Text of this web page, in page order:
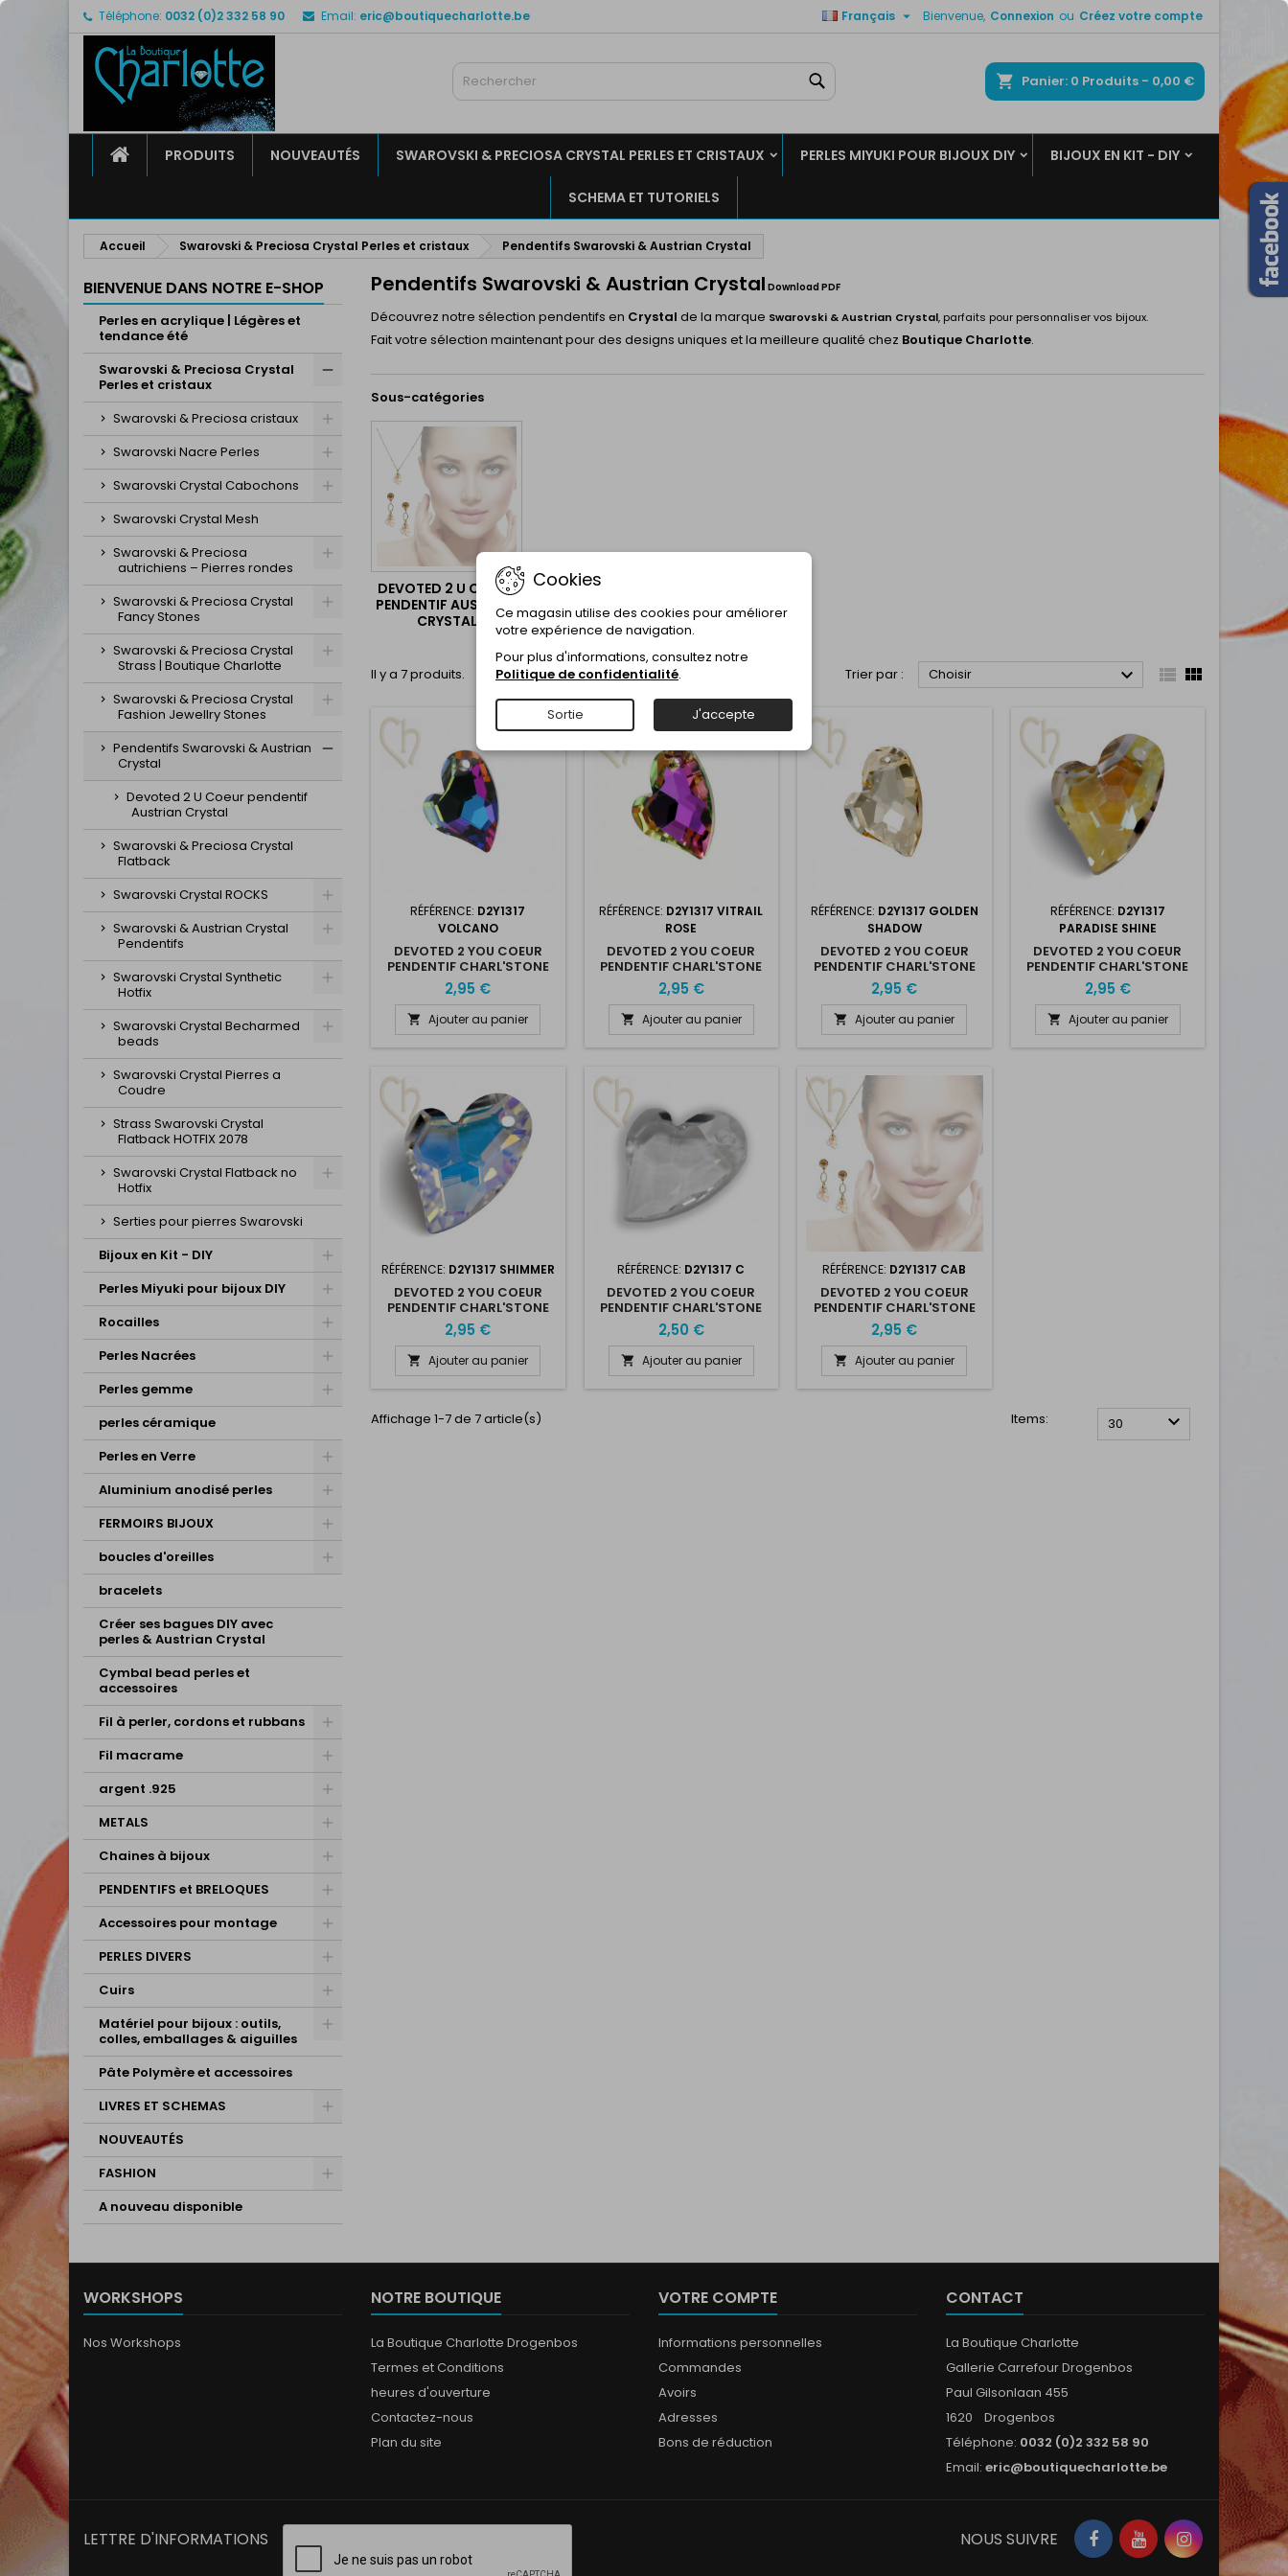
Téléphone: 0032 (0)2 332 58 90 Email: eric@boutiquecharlotte.be Bienvenue, Connexion ou Créez votre compte
Français 
Panier 0 Produits - 0,00 €
ACCUEILPRODUITS NOUVEAUTÉS SWAROVSKI & PRECIOSA CRYSTAL PERLES ET CRISTAUX PERLES MIYUKI POUR BIJOUX DIY BIJOUX EN KIT - DIY
SCHEMA ET TUTORIELS
Accueil Swarovski & Preciosa Crystal Perles et cristaux Pendentifs Swarovski & Austrian Crystal
BIENVENUE DANS NOTRE E-SHOP
Perles en acrylique | Légères et
tendance été
Swarovski & Preciosa Crystal
Perles et cristaux
Swarovski & Preciosa cristaux
Swarovski Nacre Perles
Swarovski Crystal Cabochons
Swarovski Crystal Mesh
Swarovski & Preciosa
autrichiens – Pierres rondes
Swarovski & Preciosa Crystal
Fancy Stones
Swarovski & Preciosa Crystal
Strass | Boutique Charlotte
Swarovski & Preciosa Crystal
Fashion Jewellry Stones
Pendentifs Swarovski & Austrian
Crystal
Devoted 2 U Coeur pendentif
Austrian Crystal
Swarovski & Preciosa Crystal
Flatback
Swarovski Crystal ROCKS
Swarovski & Austrian Crystal
Pendentifs
Swarovski Crystal Synthetic
Hotfix
Swarovski Crystal Becharmed
beads
Swarovski Crystal Pierres a
Coudre
Strass Swarovski Crystal
Flatback HOTFIX 2078
Swarovski Crystal Flatback no
Hotfix
Serties pour pierres Swarovski
Bijoux en Kit - DIY
Perles Miyuki pour bijoux DIY
Rocailles
Perles Nacrées
Perles gemme
perles céramique
Perles en Verre
Aluminium anodisé perles
FERMOIRS BIJOUX
boucles d'oreilles
bracelets
Créer ses bagues DIY avec
perles & Austrian Crystal
Cymbal bead perles et
accessoires
Fil à perler, cordons et rubbans
Fil macrame
argent .925
METALS
Chaines à bijoux
PENDENTIFS et BRELOQUES
Accessoires pour montage
PERLES DIVERS
Cuirs
Matériel pour bijoux : outils,
colles, emballages & aiguilles
Pâte Polymère et accessoires
LIVRES ET SCHEMAS
NOUVEAUTÉS
FASHION
A nouveau disponible
Pendentifs Swarovski & Austrian Crystal Download PDF
Découvrez notre sélection pendentifs en Crystal de la marque Swarovski &Austrian Crystal, parfaits pour personnaliser vos bijoux.
Fait votre sélection maintenant pour des designs uniques et la meilleure qualité chez Boutique Charlotte.
Sous-catégories
DEVOTED 2 U COEUR
PENDENTIF AUSTRIAN
CRYSTAL
Il y a 7 produits. Trier par : Choisir   
RÉFÉRENCE: D2Y1317
VOLCANO
DEVOTED 2 YOU COEUR
PENDENTIF CHARL'STONE
CRYSTAL 13X17MM
VOLCANO
2,95 €
 Ajouter au panier
RÉFÉRENCE: D2Y1317 VITRAIL
ROSE
DEVOTED 2 YOU COEUR
PENDENTIF CHARL'STONE
CRYSTAL 13X17MM VITRAIL
ROSE
2,95 €
 Ajouter au panier
RÉFÉRENCE: D2Y1317 GOLDEN
SHADOW
DEVOTED 2 YOU COEUR
PENDENTIF CHARL'STONE
CRYSTAL 13X17MM GOLDEN
SHADOW
2,95 €
 Ajouter au panier
RÉFÉRENCE: D2Y1317
PARADISE SHINE
DEVOTED 2 YOU COEUR
PENDENTIF CHARL'STONE
CRYSTAL 13X17MM
PARADISE SHINE
2,95 €
 Ajouter au panier
RÉFÉRENCE: D2Y1317 SHIMMER
DEVOTED 2 YOU COEUR
PENDENTIF CHARL'STONE
CRYSTAL 13X17MM
CRYSTAL SHIMMER
2,95 €
 Ajouter au panier
RÉFÉRENCE: D2Y1317 C
DEVOTED 2 YOU COEUR
PENDENTIF CHARL'STONE
CRYSTAL 13X17MM
CRYSTAL
2,50 €
 Ajouter au panier
RÉFÉRENCE: D2Y1317 CAB
DEVOTED 2 YOU COEUR
PENDENTIF CHARL'STONE
CRYSTAL 13X17MM
CRYSTAL AB
2,95 €
 Ajouter au panier
Affichage 1-7 de 7 article(s) Items: 30 
WORKSHOPS
Nos Workshops
NOTRE BOUTIQUE
La Boutique Charlotte Drogenbos
Termes et Conditions
heures d'ouverture
Contactez-nous
Plan du site
VOTRE COMPTE
Informations personnelles
Commandes
Avoirs
Adresses
Bons de réduction
CONTACT
La Boutique Charlotte
Gallerie Carrefour Drogenbos
Paul Gilsonlaan 455
1620 Drogenbos
Téléphone: 0032 (0)2 332 58 90
Email: eric@boutiquecharlotte.be
Mes listes de favorits
Créer un liste
((modalTitle))
((confirmMessage))
((cancelText)) ((modalDeleteText))
Créer une liste d'envies
Connexion
Vous devez être connecté pour ajouter des produits à votre liste
Cookies
Ce magasin utilise des cookies pour améliorer
votre expérience de navigation.
Pour plus d'informations, consultez notre
Politique de confidentialité.
Sortie J'accepte
LETTRE D'INFORMATIONS Facebook
YouTubeInstagram
NOUS SUIVRE